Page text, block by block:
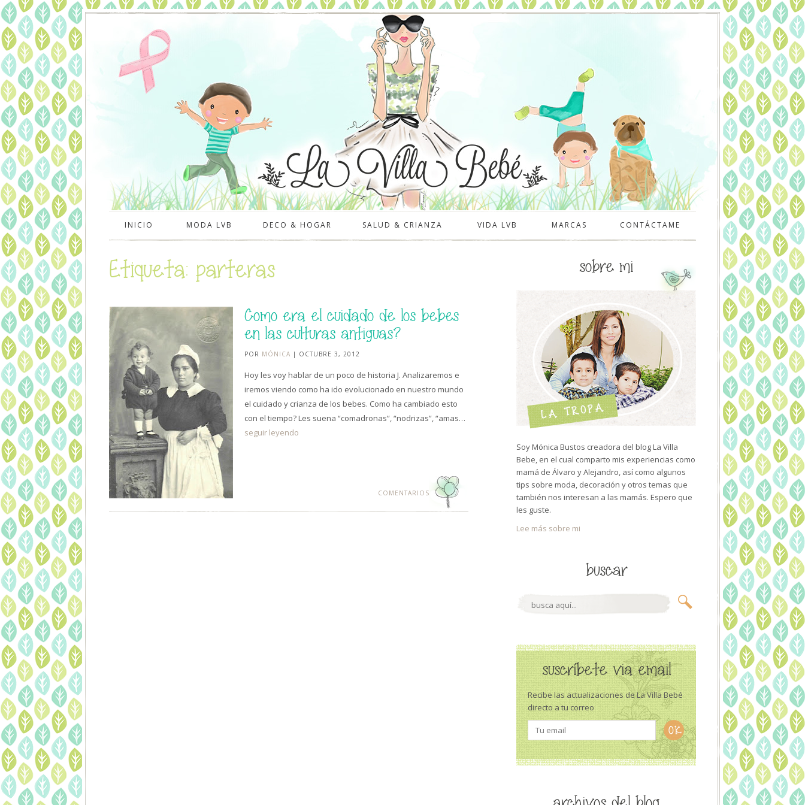
INICIO MODA LVB DECO & HOGAR SALUD & CRIANZA VIDA LVB MARCAS CONTÁCTAME
Etiqueta: parteras
Como era el cuidado de los bebes
en las culturas antiguas?
POR MÓNICA | OCTUBRE 3, 2012
Hoy les voy hablar de un poco de historia J. Analizaremos e
iremos viendo como ha ido evolucionado en nuestro mundo
el cuidado y crianza de los bebes. Como ha cambiado esto
con el tiempo? Les suena “comadronas”, “nodrizas”, “amas…
seguir leyendo
COMENTARIOS
sobre mi
Soy Mónica Bustos creadora del blog La Villa
Bebe, en el cual comparto mis experiencias como
mamá de Álvaro y Alejandro, así como algunos
tips sobre moda, decoración y otros temas que
también nos interesan a las mamás. Espero que
les guste.
Lee más sobre mi
buscar
suscríbete via email
Recibe las actualizaciones de La Villa Bebé
directo a tu correo